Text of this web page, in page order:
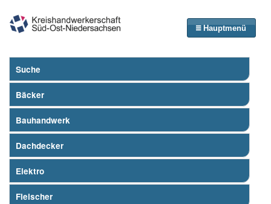
Hauptmenü
Suche
Bäcker
Bauhandwerk
Dachdecker
Elektro
Fleischer